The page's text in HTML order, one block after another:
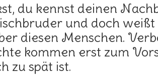
du kennst deinen
und doch
diesen Menschen.
kommen erst zum
zu spät ist.